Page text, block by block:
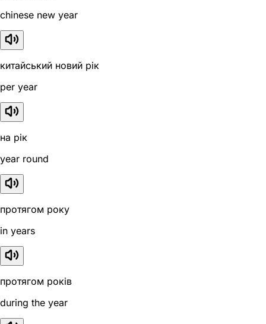
chinese new year
китайський новий рік
per year
на рік
year round
протягом року
in years
протягом років
during the year